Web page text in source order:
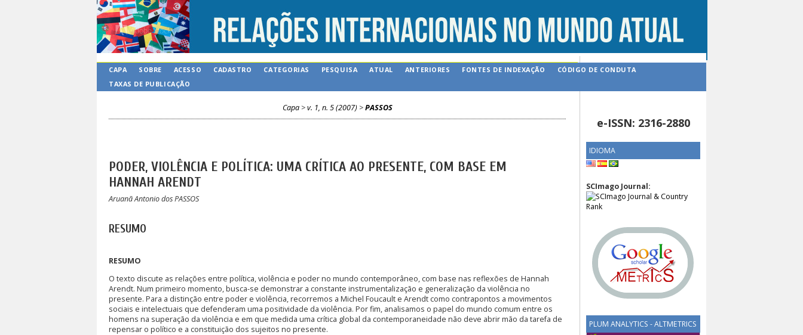
e-ISSN: 2316-2880
IDIOMA
SCImago Journal:
PLUM ANALYTICS - ALTMETRICS
CAPA SOBRE ACESSO CADASTRO CATEGORIAS PESQUISA ATUAL ANTERIORES FONTES DE INDEXAÇÃO
CÓDIGO DE CONDUTA
TAXAS DE PUBLICAÇÃO
Capa>v. 1, n. 5 (2007) >PASSOS
PODER, VIOLÊNCIA E POLÍTICA: UMA CRÍTICA AO PRESENTE, COM BASE EM
HANNAH ARENDT
Aruanã Antonio dos PASSOS
RESUMO
RESUMO
O texto discute as relações entre política, violência e poder no mundo contemporâneo, com base nas reflexões de Hannah
Arendt. Num primeiro momento, busca-se demonstrar a constante instrumentalização e generalização da violência no
presente. Para a distinção entre poder e violência, recorremos a Michel Foucault e Arendt como contrapontos a movimentos
sociais e intelectuais que defenderam uma positividade da violência. Por fim, analisamos o papel do mundo comum entre os
homens na superação da violência e em que medida uma crítica global da contemporaneidade não deve abrir mão da tarefa de
repensar o político e a constituição dos sujeitos no presente.